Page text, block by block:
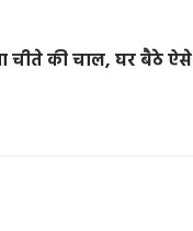
चीते की चाल, घर बैठे ऐसे